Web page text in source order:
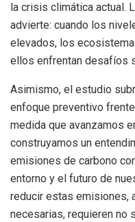
la crisis climática actual.
advierte: cuando los
elevados, los
ellos enfrentan desafíos
Asimismo, el estudio
enfoque preventivo
medida que avanzamos
construyamos un
emisiones de carbono
entorno y el futuro de
reducir estas emisiones,
necesarias, requieren